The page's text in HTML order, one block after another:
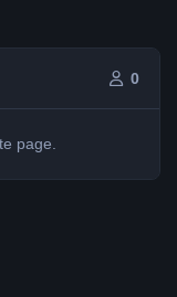
0
page.